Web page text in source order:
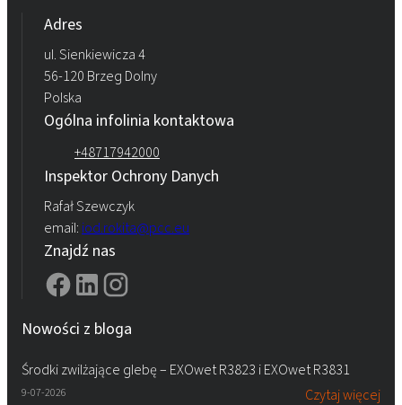
Adres
ul. Sienkiewicza 4
56-120 Brzeg Dolny
Polska
Ogólna infolinia kontaktowa
+48717942000
Inspektor Ochrony Danych
Rafał Szewczyk
email: iod.rokita@pcc.eu
Znajdź nas
Nowości z bloga
Środki zwilżające glebę – EXOwet R3823 i EXOwet R3831
9-07-2026 Czytaj więcej